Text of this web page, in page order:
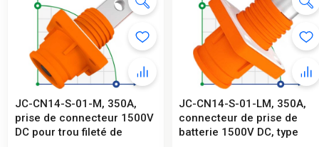
JC-CN14-S-01-M, 350A,
prise de connecteur 1500V
DC pour trou fileté de
JC-CN14-S-01-LM, 350A,
connecteur de prise de
batterie 1500V DC, type